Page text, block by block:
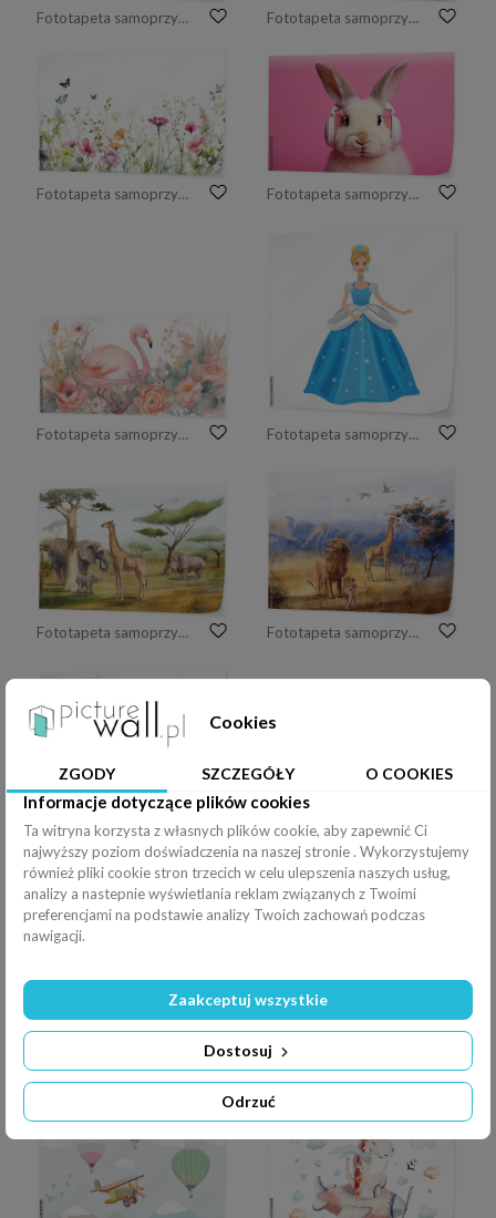
Fototapeta samoprzylepna pastelowe balony góry i chmury Fototapeta samoprzylepna pastelowa mapa i dżungla ze zwierzętami
Fototapeta samoprzylepna wielokolorowa kompozycja kwiatów, liści, roślin i latających motyli Fototapeta samoprzylepna Młody, jasny królik słucha muzyki na słuchawkach.
Fototapeta samoprzylepna w stylu akwareli przedstawiająca szczęśliwego flaminga w ogrodzie kwiatowym; wygenerowane przez sztuczną inteligencję Fototapeta samoprzylepna Kopciuszek. Piękna dziewczyna w sukni balowej.
Fototapeta samoprzylepna safari. Akwarela, krajobraz ze zwierzętami Afryki z żyrafą, słoniami, nosorożcem, drzewem baobabu. Fototapeta samoprzylepna Akwarela krajobraz: afrykańska sawanna. widok natury z drzewem, górami i zwierzętami. Piękna scena safari
Fototapeta samoprzylepna kompozycja leśna do pokoju dziecięcego z misiem Fototapeta samoprzylepna kolorowa letnia łąka pełna owadów
Cookies
ZGODY SZCZEGÓŁY O COOKIES
Informacje dotyczące plików cookies
Ta witryna korzysta z własnych plików cookie, aby zapewnić Ci
najwyższy poziom doświadczenia na naszej stronie . Wykorzystujemy
również pliki cookie stron trzecich w celu ulepszenia naszych usług,
analizy a nastepnie wyświetlania reklam związanych z Twoimi
preferencjami na podstawie analizy Twoich zachowań podczas
nawigacji.
Odrzuć
Dostosuj
Zaakceptuj wszystkie